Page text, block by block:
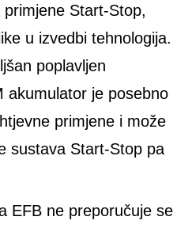
Start-Stop,
u izvedbi tehnologija.
poplavljen
akumulator je posebno
primjene i može
sustava Start-Stop pa
EFB ne preporučuje se